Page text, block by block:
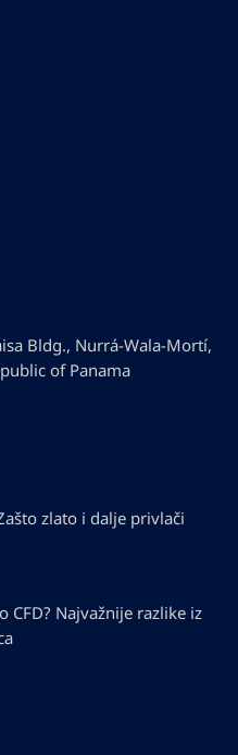
Bldg., Nurrá-Wala-Mortí,
of Panama
zlato i dalje privlači
CFD? Najvažnije razlike iz